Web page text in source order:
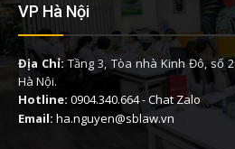
VP Hà Nội
Địa Chỉ: Tầng 3, Tòa nhà Kinh Đô, số
Hà Nội.
Hotline: 0904.340.664-Chat Zalo
Email: ha.nguyen@sblaw.vn